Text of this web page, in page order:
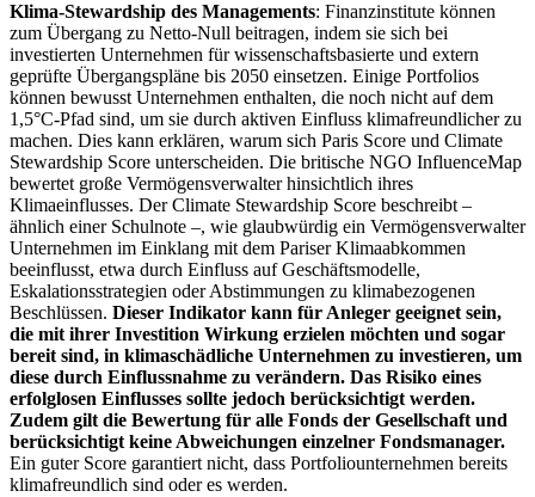
Klima-Stewardship des Managements: Finanzinstitute können
zum Übergang zu Netto-Null beitragen, indem sie sich bei
investierten Unternehmen für wissenschaftsbasierte und extern
geprüfte Übergangspläne bis 2050 einsetzen. Einige Portfolios
können bewusst Unternehmen enthalten, die noch nicht auf dem
1,5°C-Pfad sind, um sie durch aktiven Einfluss klimafreundlicher zu
machen. Dies kann erklären, warum sich Paris Score und Climate
Stewardship Score unterscheiden. Die britische NGO InfluenceMap
bewertet große Vermögensverwalter hinsichtlich ihres
Klimaeinflusses. Der Climate Stewardship Score beschreibt –
ähnlich einer Schulnote –, wie glaubwürdig ein Vermögensverwalter
Unternehmen im Einklang mit dem Pariser Klimaabkommen
beeinflusst, etwa durch Einfluss auf Geschäftsmodelle,
Eskalationsstrategien oder Abstimmungen zu klimabezogenen
Beschlüssen. Dieser Indikator kann für Anleger geeignet sein,
die mit ihrer Investition Wirkung erzielen möchten und sogar
bereit sind, in klimaschädliche Unternehmen zu investieren, um
diese durch Einflussnahme zu verändern. Das Risiko eines
erfolglosen Einflusses sollte jedoch berücksichtigt werden.
Zudem gilt die Bewertung für alle Fonds der Gesellschaft und
berücksichtigt keine Abweichungen einzelner Fondsmanager.
Ein guter Score garantiert nicht, dass Portfoliounternehmen bereits
klimafreundlich sind oder es werden.